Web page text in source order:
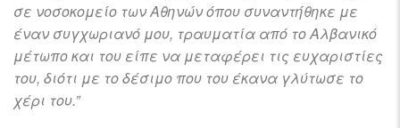
σε νοσοκομείο των Αθηνών όπου συναντήθηκε με
έναν συγχωριανό μου, τραυματία από το Αλβανικό
μέτωπο και του είπε να μεταφέρει τις ευχαριστίες
του, διότι με το δέσιμο που του έκανα γλύτωσε το
χέρι του.”